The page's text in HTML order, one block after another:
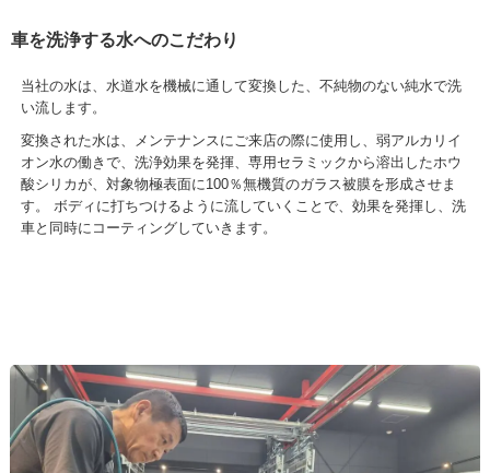
車を洗浄する水へのこだわり
当社の水は、水道水を機械に通して変換した、不純物のない純水で洗
い流します。
変換された水は、メンテナンスにご来店の際に使用し、弱アルカリイ
オン水の働きで、洗浄効果を発揮、専用セラミックから溶出したホウ
酸シリカが、対象物極表面に100％無機質のガラス被膜を形成させま
す。 ボディに打ちつけるように流していくことで、効果を発揮し、洗
車と同時にコーティングしていきます。